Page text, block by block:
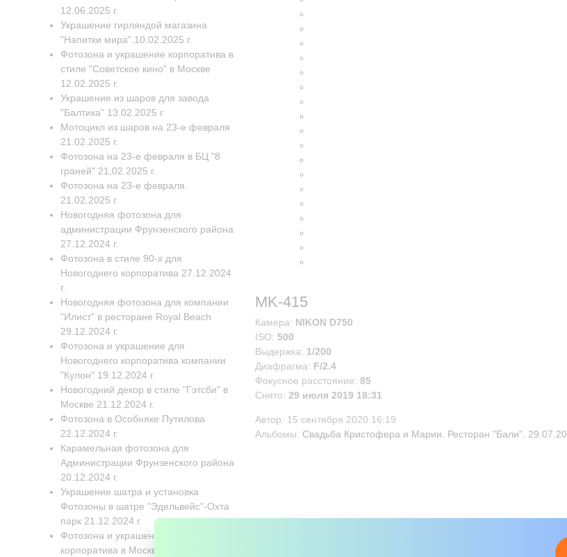
12.06.2025 г.
Украшение гирляндой магазина
"Напитки мира".10.02.2025 г.
Фотозона и украшение корпоратива в
стиле "Советское кино" в Москве
12.02.2025 г.
Украшение из шаров для завода
"Балтика" 13.02.2025 г.
Мотоцикл из шаров на 23-е февраля
21.02.2025 г.
Фотозона на 23-е февраля в БЦ "8
граней" 21,02.2025 г.
Фотозона на 23-е февраля.
21.02.2025 г.
Новогодняя фотозона для
администрации Фрунзенского района
27.12.2024 г.
Фотозона в стиле 90-х для
Новогоднего корпоратива 27.12.2024
г.
Новогодняя фотозона для компании
"Илист" в ресторане Royal Beach
29.12.2024 г.
Фотозона и украшение для
Новогоднего корпоратива компании
"Кулон" 19.12.2024 г.
Новогодний декор в стиле "Гэтсби" в
Москве 21.12.2024 г.
Фотозона в Особняке Путилова
22.12.2024 г.
Карамельная фотозона для
Администрации Фрунзенского района
20.12.2024 г.
Украшение шатра и установка
Фотозоны в шатре "Эдельвейс"-Охта
парк 21.12.2024 г.
Фотозона и украшение Новогоднего
корпоратива в Москве 17.12.2024 г.
MK-415
Камера: NIKON D750
ISO: 500
Выдержка: 1/200
Диафрагма: F/2.4
Фокусное расстояние: 85
Снято: 29 июля 2019 18:31
Автор: 15 сентября 2020 16:19
Альбомы: Свадьба Кристофера и Марии. Ресторан "Бали".